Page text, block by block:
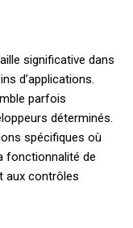
significative dans
d’applications.
parfois
déterminés.
spécifiques où
fonctionnalité de
aux contrôles